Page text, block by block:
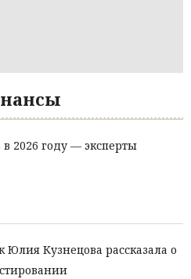
2026 году — эксперты
Кузнецова рассказала о